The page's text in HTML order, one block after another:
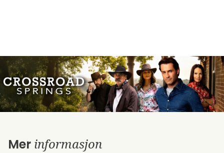
Mer informasjon